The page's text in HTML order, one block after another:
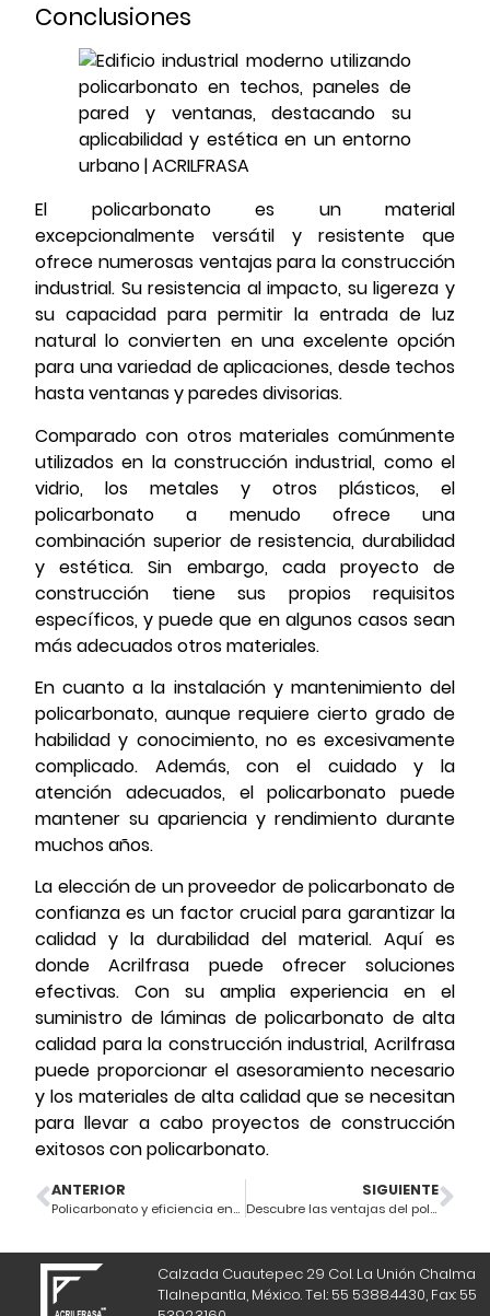
Conclusiones
El policarbonato es un material
excepcionalmente versátil y resistente que
ofrece numerosas ventajas para la construcción
industrial. Su resistencia al impacto, su ligereza y
su capacidad para permitir la entrada de luz
natural lo convierten en una excelente opción
para una variedad de aplicaciones, desde techos
hasta ventanas y paredes divisorias.
Comparado con otros materiales comúnmente
utilizados en la construcción industrial, como el
vidrio, los metales y otros plásticos, el
policarbonato a menudo ofrece una
combinación superior de resistencia, durabilidad
y estética. Sin embargo, cada proyecto de
construcción tiene sus propios requisitos
específicos, y puede que en algunos casos sean
más adecuados otros materiales.
En cuanto a la instalación y mantenimiento del
policarbonato, aunque requiere cierto grado de
habilidad y conocimiento, no es excesivamente
complicado. Además, con el cuidado y la
atención adecuados, el policarbonato puede
mantener su apariencia y rendimiento durante
muchos años.
La elección de un proveedor de policarbonato de
confianza es un factor crucial para garantizar la
calidad y la durabilidad del material. Aquí es
donde Acrilfrasa puede ofrecer soluciones
efectivas. Con su amplia experiencia en el
suministro de láminas de policarbonato de alta
calidad para la construcción industrial, Acrilfrasa
puede proporcionar el asesoramiento necesario
y los materiales de alta calidad que se necesitan
para llevar a cabo proyectos de construcción
exitosos con policarbonato.
ANTERIOR
Policarbonato y eficiencia energética: una opción sostenible y versátil
SIGUIENTE
Descubre las ventajas del policarbonato en el diseño arquitectónico
Calzada Cuautepec 29 Col. La Unión Chalma
Tlalnepantla, México. Tel.: 55 5388.4430, Fax: 55